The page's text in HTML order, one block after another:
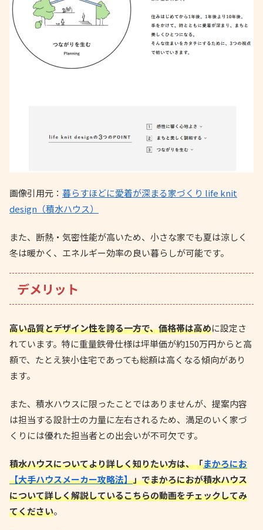
画像引用元： 暮らすほどに愛着が深まる家づくり life knit
design（積水ハウス）
また、断熱・気密性能が高いため、小さな家でも夏は涼しく
冬は暖かく、エネルギー効率の良い暮らしが可能です。
デメリット
高い品質とデザイン性を誇る一方で、価格帯は高めに設定さ
れています。特に重量鉄骨仕様は坪単価が約150万円からと高
額で、たとえ狭小住宅であっても総額は高くなる傾向があり
ます。
また、積水ハウスに限ったことではありませんが、提案内容
は担当する設計士の力量に左右されるため、満足のいく家づ
くりには優れた担当者との出会いが不可欠です。
積水ハウスについてより詳しく知りたい方は、「まかろにお
【大手ハウスメーカー攻略法】」でまかろにおが積水ハウス
について詳しく解説しているこちらの動画をチェックしてみ
てください。